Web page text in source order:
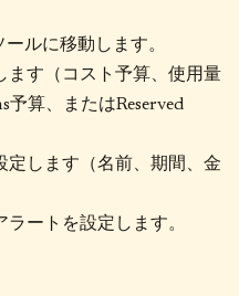
ルに移動します。
ます（コスト予算、使用量
予算、またはReserved
定します（名前、期間、金
ラートを設定します。